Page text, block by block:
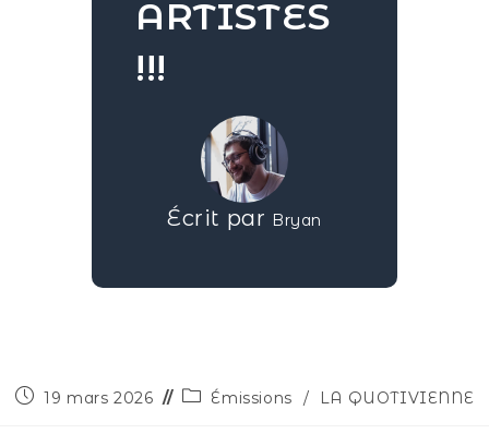
ARTISTES
!!!
Écrit par Bryan
19 mars 2026 Émissions / LA QUOTIVIENNE